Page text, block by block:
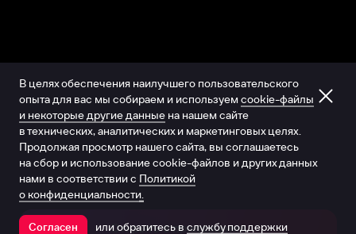
Открыть в приложении
В целях обеспечения наилучшего пользовательского
опыта для вас мы собираем и используем cookie-файлы
и некоторые другие данные на нашем сайте
в технических, аналитических и маркетинговых целях.
Продолжая просмотр нашего сайта, вы соглашаетесь
на сбор и использование cookie-файлов и других данных
нами в соответствии с Политикой
о конфиденциальности.
Согласен или обратитесь в службу поддержки